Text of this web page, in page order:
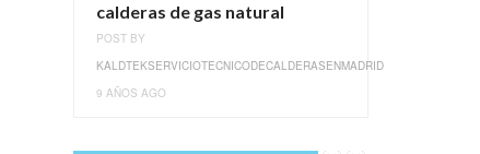
calderas de gas natural
POST BY
KALDTEKSERVICIOTECNICODECALDERASENMADRID
9 AÑOS AGO